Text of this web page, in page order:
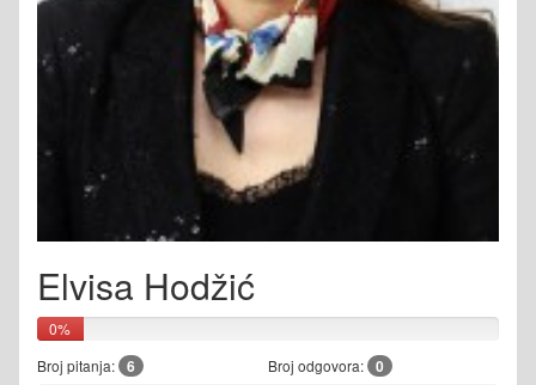
Elvisa Hodžić
0%
Broj pitanja: 6 Broj odgovora: 0